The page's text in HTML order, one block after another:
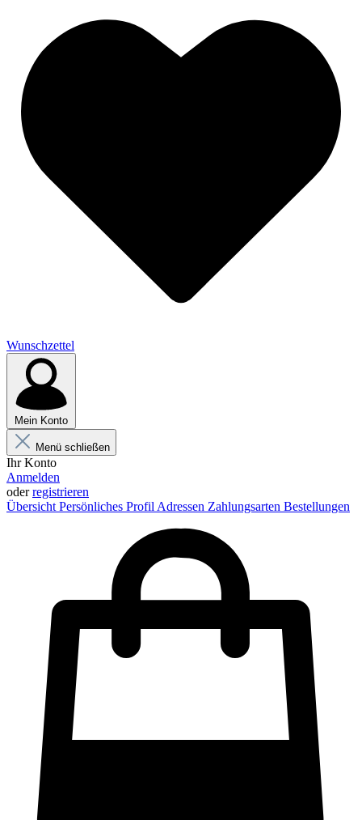
Wunschzettel
Mein Konto
Menü schließen
Ihr Konto
Anmelden
oderregistrieren
Übersicht Persönliches Profil Adressen Zahlungsarten Bestellungen